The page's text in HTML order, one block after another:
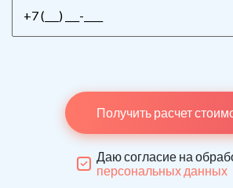
Получить расчет
Даю согласие на
персональных данных